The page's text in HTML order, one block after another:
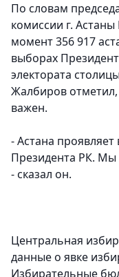
По словам
комиссии г.
момент 356 917
выборах
электората
Жалбиров отметил,
важен.
- Астана
Президента РК. Мы
- сказал он.
Центральная
данные о явке
Избирательные